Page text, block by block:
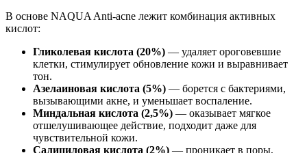
В основе NAQUA Anti-acne лежит комбинация активных
кислот:
Гликолевая кислота (20%) — удаляет ороговевшие
клетки, стимулирует обновление кожи и выравнивает
тон.
Азелаиновая кислота (5%) — борется с бактериями,
вызывающими акне, и уменьшает воспаление.
Миндальная кислота (2,5%) — оказывает мягкое
отшелушивающее действие, подходит даже для
чувствительной кожи.
Салициловая кислота (2%) — проникает в поры,